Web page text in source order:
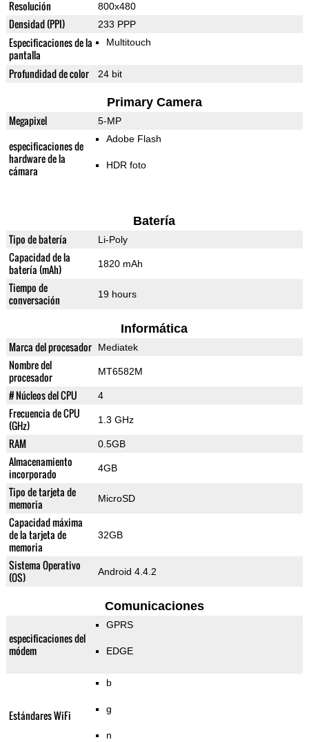
Resolución 800x480
Densidad (PPI) 233 PPP
Especificaciones de la
pantalla
Multitouch
Profundidad de color 24 bit
Primary Camera
Megapixel 5-MP
especificaciones de
hardware de la
cámara
Adobe Flash
HDR foto
Batería
Tipo de batería Li-Poly
Capacidad de la
batería (mAh)
1820 mAh
Tiempo de
conversación
19 hours
Informática
Marca del procesador Mediatek
Nombre del
procesador
MT6582M
# Núcleos del CPU 4
Frecuencia de CPU
(GHz)
1.3 GHz
RAM 0.5GB
Almacenamiento
incorporado
4GB
Tipo de tarjeta de
memoria
MicroSD
Capacidad máxima
de la tarjeta de
memoria
32GB
Sistema Operativo
(OS)
Android 4.4.2
Comunicaciones
especificaciones del
módem
GPRS
EDGE
Estándares WiFi
b
g
n